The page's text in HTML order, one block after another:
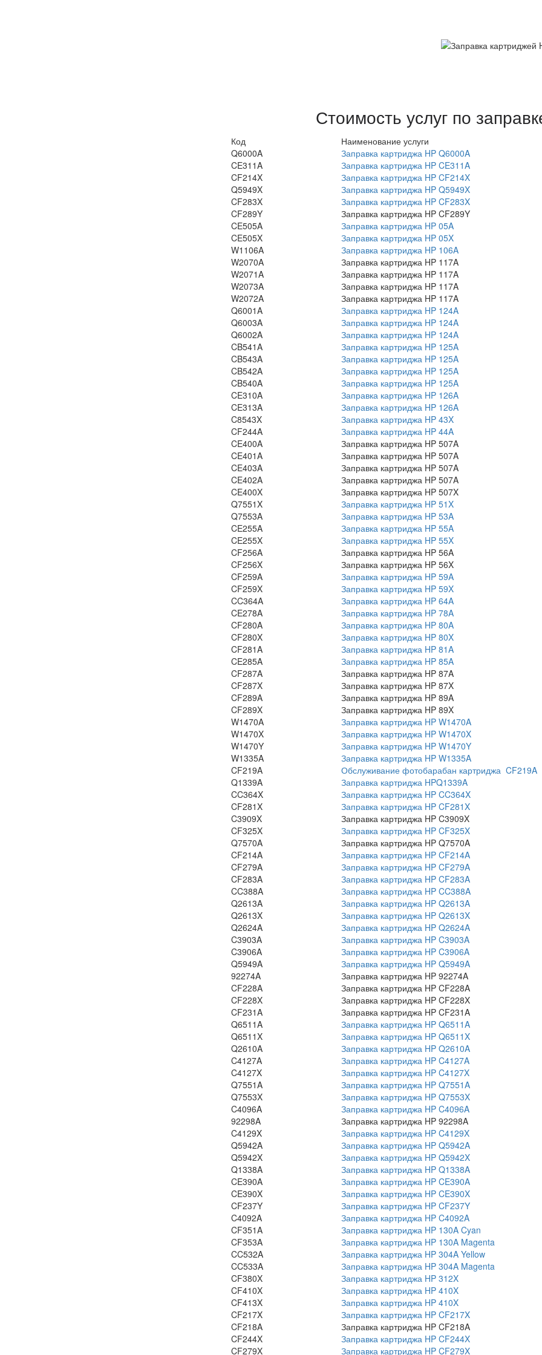
Стоимость услуг по
Код
Наименование услуги
Q6000A
Заправка картриджа HP Q6000A
CE311A
Заправка картриджа HP CE311A
CF214X
Заправка картриджа HP CF214X
Q5949X
Заправка картриджа HP Q5949X
CF283X
Заправка картриджа HP CF283X
CF289Y
Заправка картриджа HP CF289Y
CE505A
Заправка картриджа HP 05A
CE505X
Заправка картриджа HP 05X
W1106A
Заправка картриджа HP 106A
W2070A
Заправка картриджа HP 117A
W2071A
Заправка картриджа HP 117A
W2073A
Заправка картриджа HP 117A
W2072A
Заправка картриджа HP 117A
Q6001A
Заправка картриджа HP 124A
Q6003A
Заправка картриджа HP 124A
Q6002A
Заправка картриджа HP 124A
CB541A
Заправка картриджа HP 125A
CB543A
Заправка картриджа HP 125A
CB542A
Заправка картриджа HP 125A
CB540A
Заправка картриджа HP 125A
CE310A
Заправка картриджа HP 126A
CE313A
Заправка картриджа HP 126A
C8543X
Заправка картриджа HP 43X
CF244A
Заправка картриджа HP 44A
CE400A
Заправка картриджа HP 507A
CE401A
Заправка картриджа HP 507A
CE403A
Заправка картриджа HP 507A
CE402A
Заправка картриджа HP 507A
CE400X
Заправка картриджа HP 507X
Q7551X
Заправка картриджа HP 51X
Q7553A
Заправка картриджа HP 53A
CE255A
Заправка картриджа HP 55A
CE255X
Заправка картриджа HP 55X
CF256A
Заправка картриджа HP 56A
CF256X
Заправка картриджа HP 56X
CF259A
Заправка картриджа HP 59A
CF259X
Заправка картриджа HP 59X
CC364A
Заправка картриджа HP 64A
CE278A
Заправка картриджа HP 78A
CF280A
Заправка картриджа HP 80A
CF280X
Заправка картриджа HP 80X
CF281A
Заправка картриджа HP 81A
CE285A
Заправка картриджа HP 85A
CF287A
Заправка картриджа HP 87A
CF287X
Заправка картриджа HP 87X
CF289A
Заправка картриджа HP 89A
CF289X
Заправка картриджа HP 89X
W1470A
Заправка картриджа HP W1470A
W1470X
Заправка картриджа HP W1470X
W1470Y
Заправка картриджа HP W1470Y
W1335A
Заправка картриджа HP W1335A
CF219A
Обслуживание фотобарабан картриджа CF219A
Q1339A
Заправка картриджа HPQ1339A
CC364X
Заправка картриджа HP CC364X
CF281X
Заправка картриджа HP CF281X
C3909X
Заправка картриджа HP C3909X
CF325X
Заправка картриджа HP CF325X
Q7570A
Заправка картриджа HP Q7570A
CF214A
Заправка картриджа HP CF214A
CF279A
Заправка картриджа HP CF279A
CF283A
Заправка картриджа HP CF283A
CC388A
Заправка картриджа HP CC388A
Q2613A
Заправка картриджа HP Q2613A
Q2613X
Заправка картриджа HP Q2613X
Q2624A
Заправка картриджа HP Q2624A
C3903A
Заправка картриджа HP C3903A
C3906A
Заправка картриджа HP C3906A
Q5949A
Заправка картриджа HP Q5949A
92274A
Заправка картриджа HP 92274A
CF228A
Заправка картриджа HP CF228A
CF228X
Заправка картриджа HP CF228X
CF231A
Заправка картриджа HP CF231A
Q6511A
Заправка картриджа HP Q6511A
Q6511X
Заправка картриджа HP Q6511X
Q2610A
Заправка картриджа HP Q2610A
C4127A
Заправка картриджа HP C4127A
C4127X
Заправка картриджа HP C4127X
Q7551A
Заправка картриджа HP Q7551A
Q7553X
Заправка картриджа HP Q7553X
C4096A
Заправка картриджа HP C4096A
92298A
Заправка картриджа HP 92298A
C4129X
Заправка картриджа HP C4129X
Q5942A
Заправка картриджа HP Q5942A
Q5942X
Заправка картриджа HP Q5942X
Q1338A
Заправка картриджа HP Q1338A
CE390A
Заправка картриджа HP CE390A
CE390X
Заправка картриджа HP CE390X
CF237Y
Заправка картриджа HP CF237Y
C4092A
Заправка картриджа HP C4092A
CF351A
Заправка картриджа HP 130A Cyan
CF353A
Заправка картриджа HP 130A Magenta
CC532A
Заправка картриджа HP 304A Yellow
CC533A
Заправка картриджа HP 304A Magenta
CF380X
Заправка картриджа HP 312X
CF410X
Заправка картриджа HP 410X
CF413X
Заправка картриджа HP 410X
CF217X
Заправка картриджа HP CF217X
CF218A
Заправка картриджа HP CF218A
CF244X
Заправка картриджа HP CF244X
CF279X
Заправка картриджа HP CF279X